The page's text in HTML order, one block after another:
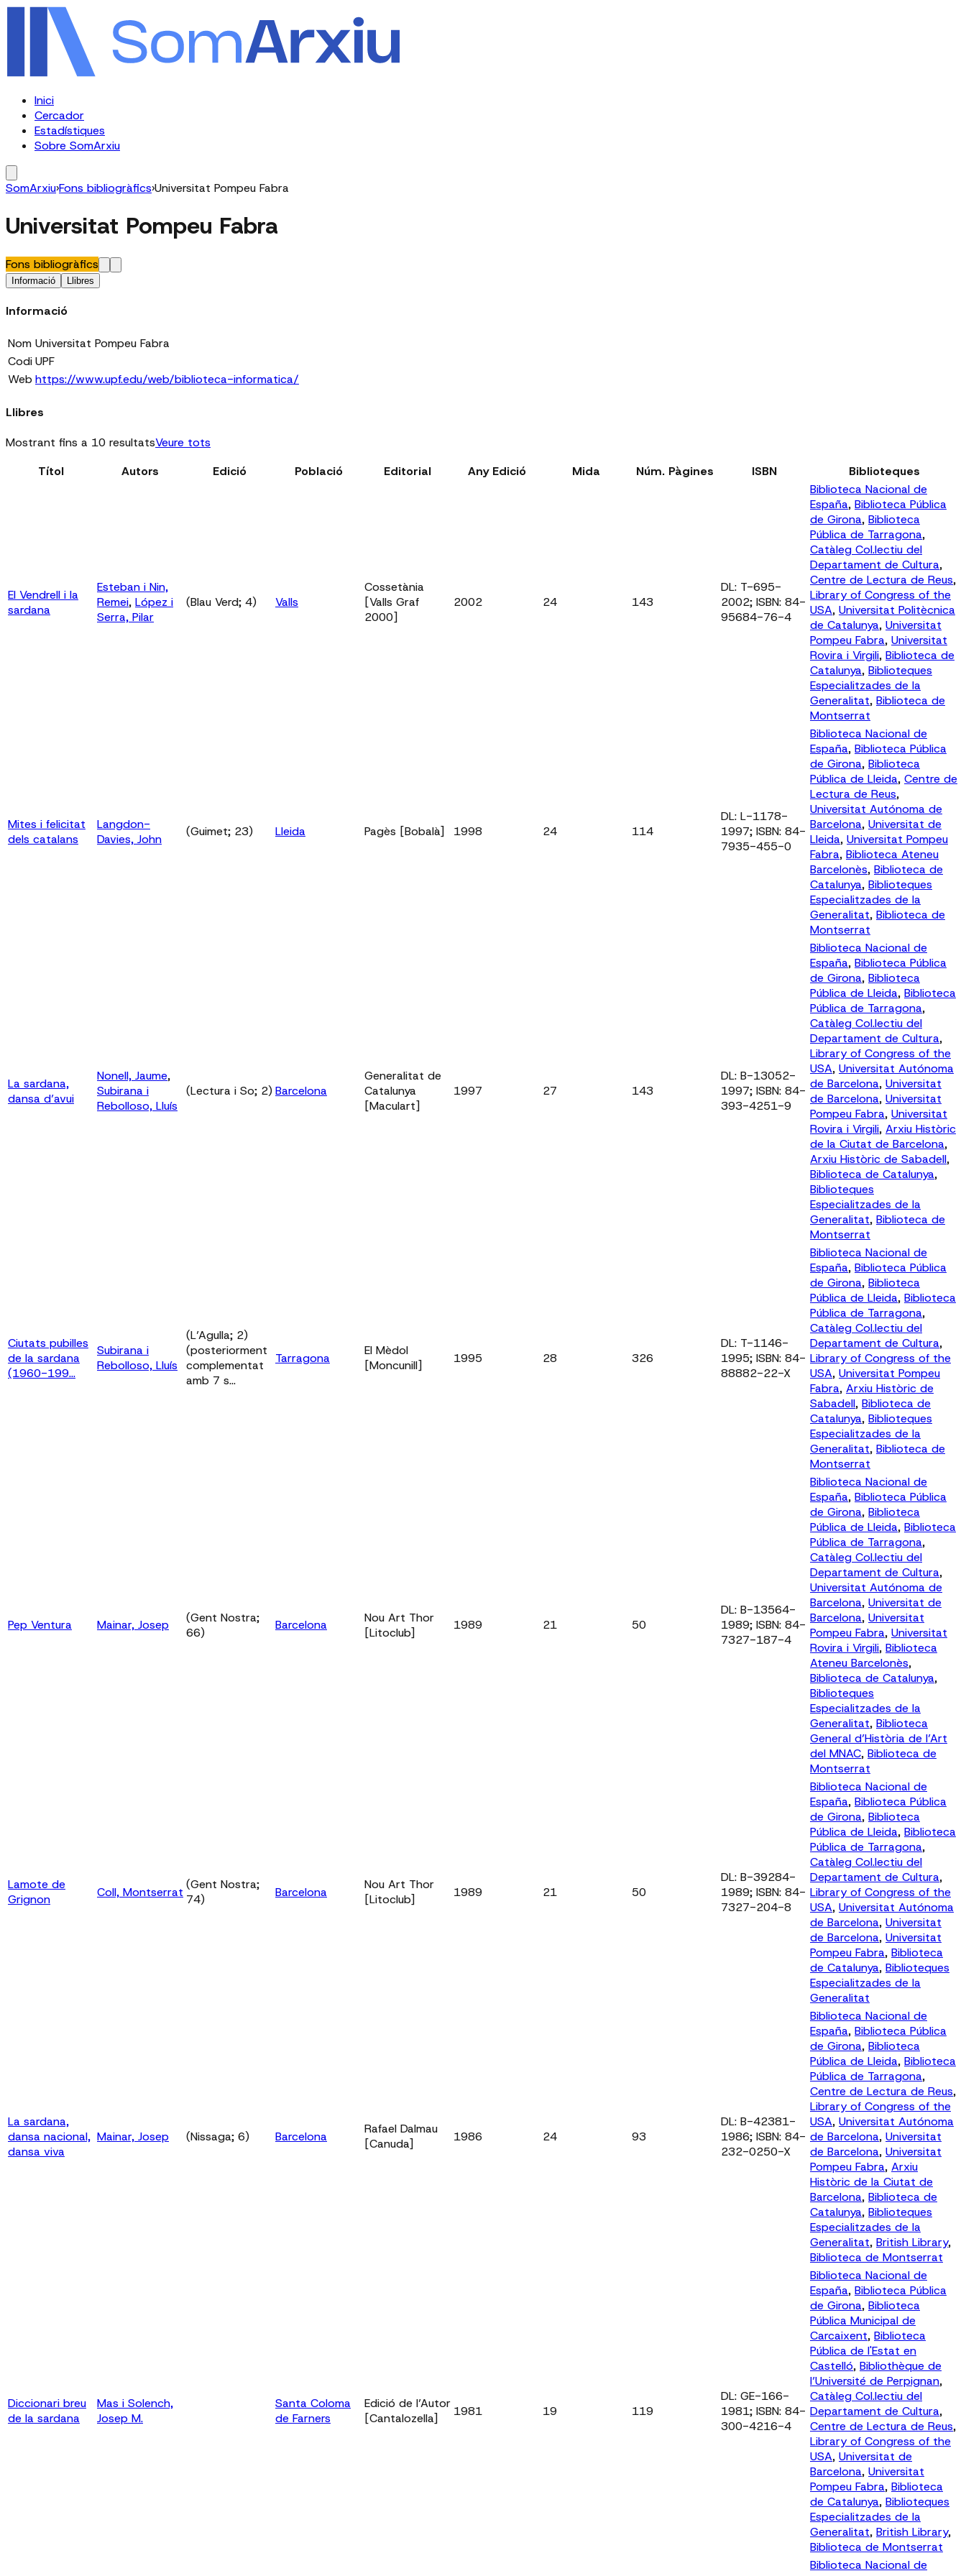
Inici
Cercador
Estadístiques
Sobre SomArxiu
SomArxiu›Fons bibliogràfics›Universitat Pompeu Fabra
Universitat Pompeu Fabra
Fons bibliogràfics
Informació Llibres
Informació
Nom Universitat Pompeu Fabra
CodiUPF
Web https://www.upf.edu/web/biblioteca-informatica/
Llibres
Mostrant fins a 10 resultatsVeure tots
Títol
Autors Edició Població Editorial Any Edició Mida Núm. Pàgines ISBN Biblioteques
El Vendrell i la
sardana
Esteban i Nin,
Remei, López i
Serra, Pilar
(Blau Verd; 4) Valls
Cossetània
[Valls Graf
2000]
2002 24 143
DL: T-695-
2002; ISBN: 84-
95684-76-4
Biblioteca Nacional de
España, Biblioteca Pública
de Girona, Biblioteca
Pública de Tarragona,
Catàleg Col.lectiu del
Departament de Cultura,
Centre de Lectura de Reus,
Library of Congress of the
USA, Universitat Politècnica
de Catalunya, Universitat
Pompeu Fabra, Universitat
Rovira i Virgili, Biblioteca de
Catalunya, Biblioteques
Especialitzades de la
Generalitat, Biblioteca de
Montserrat
Mites i felicitat
dels catalans
Langdon-
Davies, John
(Guimet; 23) Lleida Pagès [Bobalà] 1998 24 114
DL: L-1178-
1997; ISBN: 84-
7935-455-0
Biblioteca Nacional de
España, Biblioteca Pública
de Girona, Biblioteca
Pública de Lleida, Centre de
Lectura de Reus,
Universitat Autónoma de
Barcelona, Universitat de
Lleida, Universitat Pompeu
Fabra, Biblioteca Ateneu
Barcelonès, Biblioteca de
Catalunya, Biblioteques
Especialitzades de la
Generalitat, Biblioteca de
Montserrat
La sardana,
dansa d’avui
Nonell, Jaume,
Subirana i
Rebolloso, Lluís
(Lectura i So; 2)Barcelona
Generalitat de
Catalunya
[Maculart]
1997 27 143
DL: B-13052-
1997; ISBN: 84-
393-4251-9
Biblioteca Nacional de
España, Biblioteca Pública
de Girona, Biblioteca
Pública de Lleida, Biblioteca
Pública de Tarragona,
Catàleg Col.lectiu del
Departament de Cultura,
Library of Congress of the
USA, Universitat Autónoma
de Barcelona, Universitat
de Barcelona, Universitat
Pompeu Fabra, Universitat
Rovira i Virgili, Arxiu Històric
de la Ciutat de Barcelona,
Arxiu Històric de Sabadell,
Biblioteca de Catalunya,
Biblioteques
Especialitzades de la
Generalitat, Biblioteca de
Montserrat
Ciutats pubilles
de la sardana
(1960-199...
Subirana i
Rebolloso, Lluís
(L’Agulla; 2)
(posteriorment
complementat
amb 7 s...
Tarragona
El Mèdol
[Moncunill]
1995 28 326
DL: T-1146-
1995; ISBN: 84-
88882-22-X
Biblioteca Nacional de
España, Biblioteca Pública
de Girona, Biblioteca
Pública de Lleida, Biblioteca
Pública de Tarragona,
Catàleg Col.lectiu del
Departament de Cultura,
Library of Congress of the
USA, Universitat Pompeu
Fabra, Arxiu Històric de
Sabadell, Biblioteca de
Catalunya, Biblioteques
Especialitzades de la
Generalitat, Biblioteca de
Montserrat
Pep Ventura Mainar, Josep
(Gent Nostra;
66)
Barcelona
Nou Art Thor
[Litoclub]
1989 21 50
DL: B-13564-
1989; ISBN: 84-
7327-187-4
Biblioteca Nacional de
España, Biblioteca Pública
de Girona, Biblioteca
Pública de Lleida, Biblioteca
Pública de Tarragona,
Catàleg Col.lectiu del
Departament de Cultura,
Universitat Autónoma de
Barcelona, Universitat de
Barcelona, Universitat
Pompeu Fabra, Universitat
Rovira i Virgili, Biblioteca
Ateneu Barcelonès,
Biblioteca de Catalunya,
Biblioteques
Especialitzades de la
Generalitat, Biblioteca
General d’Història de l’Art
del MNAC, Biblioteca de
Montserrat
Lamote de
Grignon
Coll, Montserrat
(Gent Nostra;
74)
Barcelona
Nou Art Thor
[Litoclub]
1989 21 50
DL: B-39284-
1989; ISBN: 84-
7327-204-8
Biblioteca Nacional de
España, Biblioteca Pública
de Girona, Biblioteca
Pública de Lleida, Biblioteca
Pública de Tarragona,
Catàleg Col.lectiu del
Departament de Cultura,
Library of Congress of the
USA, Universitat Autónoma
de Barcelona, Universitat
de Barcelona, Universitat
Pompeu Fabra, Biblioteca
de Catalunya, Biblioteques
Especialitzades de la
Generalitat
La sardana,
dansa nacional,
dansa viva
Mainar, Josep (Nissaga; 6) Barcelona
Rafael Dalmau
[Canuda]
1986 24 93
DL: B-42381-
1986; ISBN: 84-
232-0250-X
Biblioteca Nacional de
España, Biblioteca Pública
de Girona, Biblioteca
Pública de Lleida, Biblioteca
Pública de Tarragona,
Centre de Lectura de Reus,
Library of Congress of the
USA, Universitat Autónoma
de Barcelona, Universitat
de Barcelona, Universitat
Pompeu Fabra, Arxiu
Històric de la Ciutat de
Barcelona, Biblioteca de
Catalunya, Biblioteques
Especialitzades de la
Generalitat, British Library,
Biblioteca de Montserrat
Diccionari breu
de la sardana
Mas i Solench,
Josep M.
Santa Coloma
de Farners
Edició de l’Autor
[Cantalozella]
1981 19 119
DL: GE-166-
1981; ISBN: 84-
300-4216-4
Biblioteca Nacional de
España, Biblioteca Pública
de Girona, Biblioteca
Pública Municipal de
Carcaixent, Biblioteca
Pública de l'Estat en
Castelló, Bibliothèque de
l’Université de Perpignan,
Catàleg Col.lectiu del
Departament de Cultura,
Centre de Lectura de Reus,
Library of Congress of the
USA, Universitat de
Barcelona, Universitat
Pompeu Fabra, Biblioteca
de Catalunya, Biblioteques
Especialitzades de la
Generalitat, British Library,
Biblioteca de Montserrat
Biblioteca Nacional de